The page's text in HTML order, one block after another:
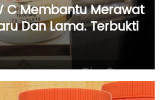
C Membantu Merawat
Dan Lama. Terbukti